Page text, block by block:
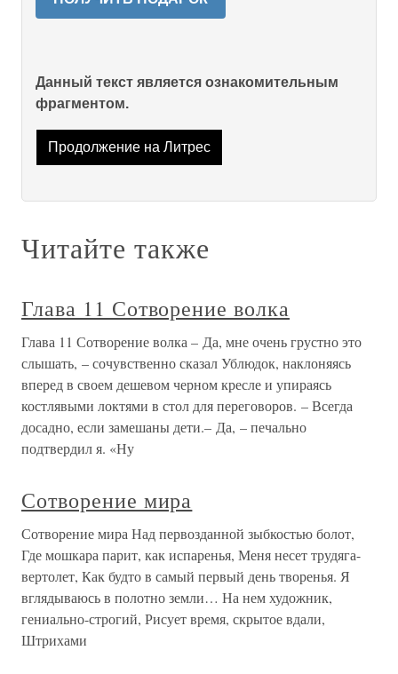
Данный текст является ознакомительным
фрагментом.
Продолжение на Литрес
Читайте также
Глава 11 Сотворение волка
Глава 11 Сотворение волка – Да, мне очень грустно это
слышать, – сочувственно сказал Ублюдок, наклоняясь
вперед в своем дешевом черном кресле и упираясь
костлявыми локтями в стол для переговоров. – Всегда
досадно, если замешаны дети.– Да, – печально
подтвердил я. «Ну
Сотворение мира
Сотворение мира Над первозданной зыбкостью болот,
Где мошкара парит, как испаренья, Меня несет трудяга-
вертолет, Как будто в самый первый день творенья. Я
вглядываюсь в полотно земли… На нем художник,
гениально-строгий, Рисует время, скрытое вдали,
Штрихами